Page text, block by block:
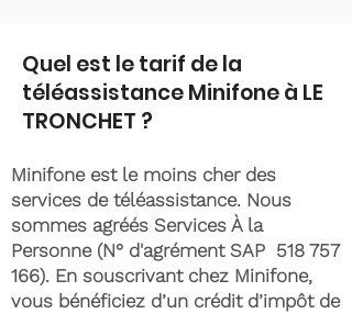
Quel est le tarif de la
téléassistance Minifone à LE
TRONCHET ?
Minifone est le moins cher des
services de téléassistance. Nous
sommes agréés Services À la
Personne (N° d'agrément SAP 518 757
166). En souscrivant chez Minifone,
vous bénéficiez d’un crédit d’impôt de